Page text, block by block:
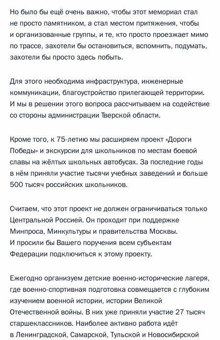
Но было бы ещё очень важно, чтобы этот мемориал стал
не просто памятником, а стал местом притяжения, чтобы
и организованные группы, и те, кто просто проезжает мимо
по трассе, захотели бы остановиться, вспомнить, подумать,
захотели бы просто здесь побыть.
Для этого необходима инфраструктура, инженерные
коммуникации, благоустройство прилегающей территории.
И мы в решении этого вопроса рассчитываем на содействие
со стороны администрации Тверской области.
Кроме того, к 75-летию мы расширяем проект «Дороги
Победы» и экскурсии для школьников по местам боевой
славы на жёлтых школьных автобусах. За последние годы
в нём приняли участие тысячи учебных заведений и больше
500 тысяч российских школьников.
Считаем, что этот проект не должен ограничиваться только
Центральной Россией. Он проходит при поддержке
Минпроса, Минкультуры и правительства Москвы.
И просили бы Вашего поручения всем субъектам
Федерации подключиться к этому проекту.
Ежегодно организуем детские военно-исторические лагеря,
где военно-спортивная подготовка совмещается с глубоким
изучением военной истории, истории Великой
Отечественной войны. В них уже приняли участие 27 тысяч
старшеклассников. Наиболее активно работа идёт
в Ленинградской, Самарской, Тульской и Новосибирской